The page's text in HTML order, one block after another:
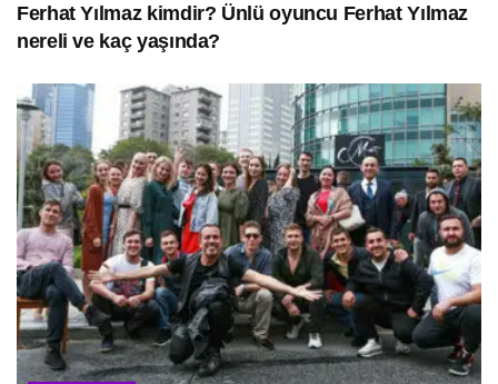
Ferhat Yılmaz kimdir? Ünlü oyuncu Ferhat Yılmaz
nereli ve kaç yaşında?